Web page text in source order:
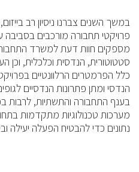
במשך השנים צברנו ניסיון רב
פרויקטי תחבורה מורכבים בסביבה
מספקים חוות דעת למשרד
סטטוטורית, הנדסית וכלכלית,
כלל הפרמטרים הרלוונטיים
הנדסי ומתן פתרונות הנדסיים
בענף התחבורה והתשתיות, לרבות
מערכות טכנולוגיות מתקדמות
נתונים כדי להבטיח הפעלה יעילה